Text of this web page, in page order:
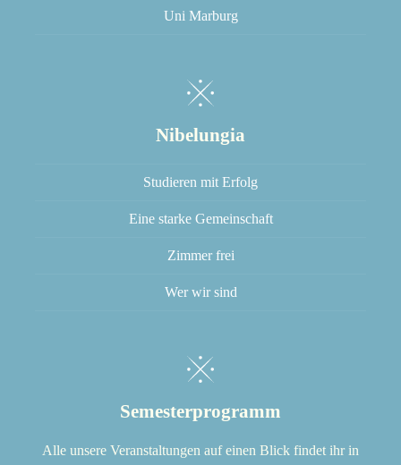
Uni Marburg
Nibelungia
Studieren mit Erfolg
Eine starke Gemeinschaft
Zimmer frei
Wer wir sind
Semesterprogramm
Alle unsere Veranstaltungen auf einen Blick findet ihr in